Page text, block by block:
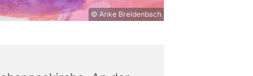
© Anke Breidenbach